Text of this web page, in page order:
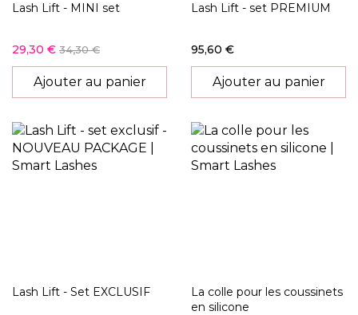
Lash Lift - MINI set
29,30 € 34,30 €
Ajouter au panier
Lash Lift - set PREMIUM
95,60 €
Ajouter au panier
Lash Lift - Set EXCLUSIF
La colle pour les coussinets
en silicone